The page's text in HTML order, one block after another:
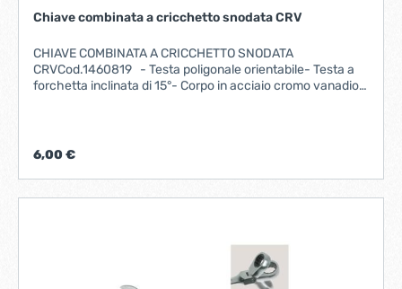
Chiave combinata a cricchetto snodata CRV
CHIAVE COMBINATA A CRICCHETTO SNODATA
CRVCod.1460819 - Testa poligonale orientabile- Testa a
forchetta inclinata di 15°- Corpo in acciaio cromo vanadio-
6,00 €